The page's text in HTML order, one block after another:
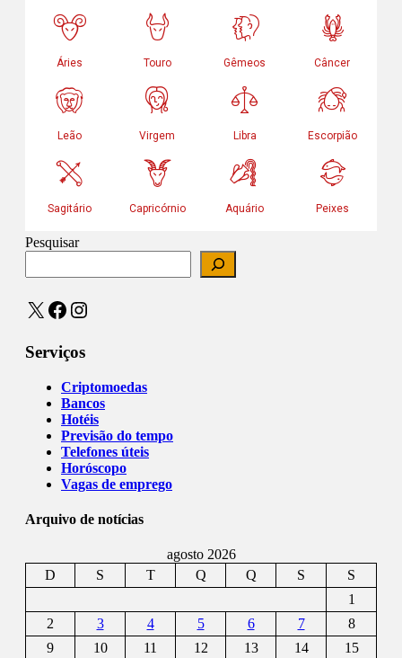
Pesquisar
X Facebook
Instagram
Serviços
Criptomoedas
Bancos
Hotéis
Previsão do tempo
Telefones úteis
Horóscopo
Vagas de emprego
Arquivo de notícias
agosto 2026
D
S T Q Q S
S
1
2
3 4 5 6 7
8
9
10 11 12 13 14
15